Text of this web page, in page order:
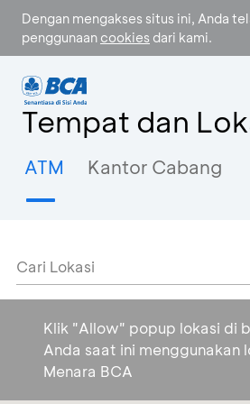
Dengan mengakses situs ini, Anda
penggunaan cookies dari kami.
Tempat dan
ATM Kantor Cabang
Cari Lokasi
Klik "Allow" popup lokasi di
Anda saat ini menggunakan
Menara BCA